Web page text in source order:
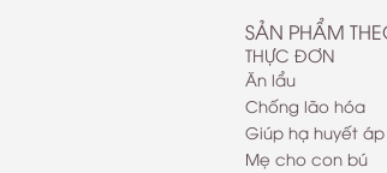
SẢN PHẨM
THỰC ĐƠN
Ăn lẩu
Chống lão hóa
Giúp hạ huyết áp
Mẹ cho con bú